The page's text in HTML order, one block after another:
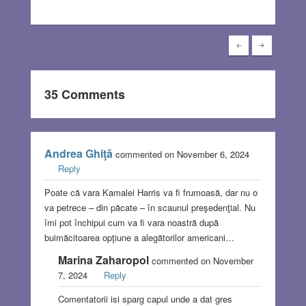
35 Comments
Andrea Ghiţăcommented on November 6, 2024
Reply
Poate că vara Kamalei Harris va fi frumoasă, dar nu o
va petrece – din păcate – în scaunul preşedenţial. Nu
îmi pot închipui cum va fi vara noastră după
buimăcitoarea opţiune a alegătorilor americani…
Marina Zaharopolcommented on November
7, 2024
Reply
Comentatorii isi sparg capul unde a dat gres